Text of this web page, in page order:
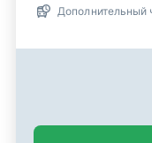
Дополнительный